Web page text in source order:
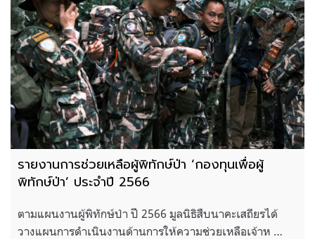
รายงานการช่วยเหลือผู้พิทักษ์ป่า ‘กองทุนเพื่อผู้
พิทักษ์ป่า’ ประจำปี 2566
ตามแผนงานผู้พิทักษ์ป่า ปี 2566 มูลนิธิสืบนาคะเสถียรได้
วางแผนการดำเนินงานด้านการให้ความช่วยเหลือเจ้าห …